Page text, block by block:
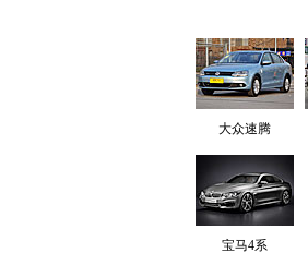
大众速腾
宝马4系